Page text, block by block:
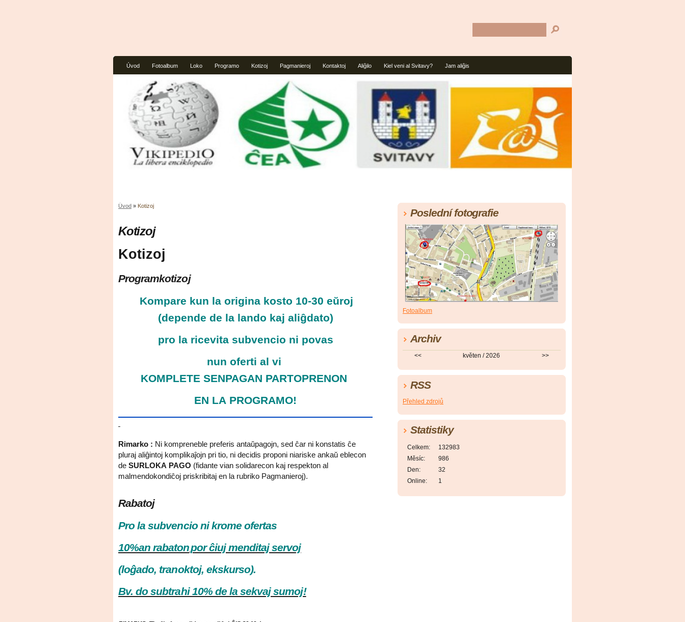
Úvod Fotoalbum Loko Programo Kotizoj Pagmanieroj Kontaktoj Aliĝilo Kiel veni al Svitavy? Jam aliĝis
Úvod » Kotizoj
Kotizoj
Kotizoj
Programkotizoj
Kompare kun la origina kosto 10-30 eŭroj
(depende de la lando kaj aliĝdato)
pro la ricevita subvencio ni povas
nun oferti al vi
KOMPLETE SENPAGAN PARTOPRENON
EN LA PROGRAMO!
Rimarko : Ni kompreneble preferis antaŭpagojn, sed ĉar ni konstatis ĉe
pluraj aliĝintoj komplikaĵojn pri tio, ni decidis proponi niariske ankaŭ eblecon
de SURLOKA PAGO (fidante vian solidarecon kaj respekton al
malmendokondiĉoj priskribitaj en la rubriko Pagmanieroj).
Rabatoj
Pro la subvencio ni krome ofertas
10%an rabatonpor ĉiuj menditaj servoj
(loĝado, tranoktoj, ekskurso).
Bv. do subtrahi 10% de la sekvaj sumoj!
Poslední fotografie
Fotoalbum
Archiv
<< květen / 2026 >>
RSS
Přehled zdrojů
Statistiky
Online: 1
Celkem:
132983
Měsíc:
986
Den:
32